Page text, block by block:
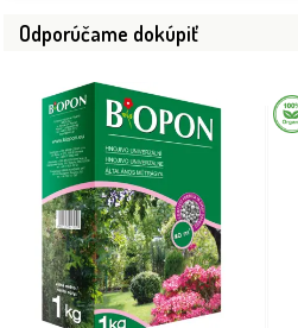
Odporúčame dokúpiť